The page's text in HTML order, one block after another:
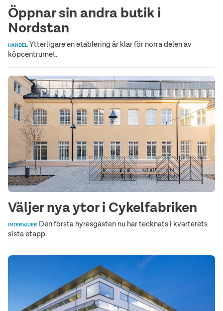
Öppnar sin andra butik i
Nordstan
HANDEL Ytterligare en etablering är klar för norra delen av
köpcentrumet.
Väljer nya ytor i Cykelfabriken
INTERVJUER Den första hyresgästen nu har tecknats i kvarterets
sista etapp.